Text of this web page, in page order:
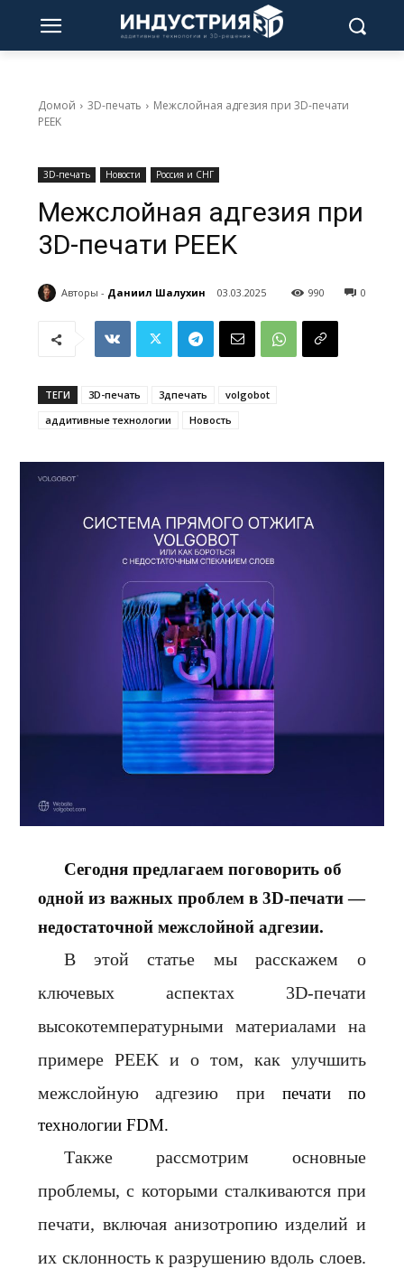
Домой 3D-печать
Межслойная адгезия при 3D-печати
PEEK
3D-печать Новости Россия и СНГ
Межслойная адгезия при
3D-печати PEEK
Авторы - Даниил Шалухин 03.03.2025 0
990
ТЕГИ 3D-печать 3дпечать
volgobot
аддитивные технологии
Новость
Сегодня предлагаем поговорить об
одной из важных проблем в 3D-печати —
недостаточноймежслойной адгезии.
В этой статье мы расскажем о
ключевых аспектах 3D-печати
высокотемпературными материалами на
примере PEEK и о том, как улучшить
межслойную
адгезию при печати по
технологии FDM.
Также рассмотрим основные
проблемы, с которыми сталкиваются при
печати, включая анизотропию изделий и
их склонность к разрушению вдоль слоев.